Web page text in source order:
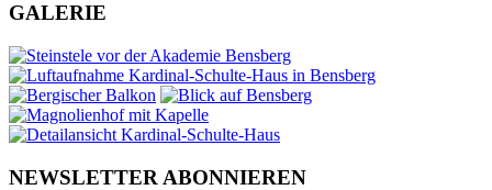
GALERIE
NEWSLETTER ABONNIEREN